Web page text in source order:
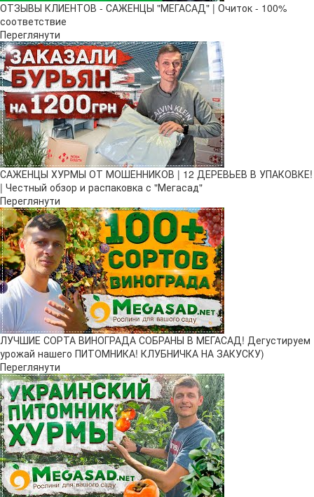
ОТЗЫВЫ КЛИЕНТОВ - САЖЕНЦЫ "МЕГАСАД" | Очиток - 100%
соответствие
Переглянути
САЖЕНЦЫ ХУРМЫ ОТ МОШЕННИКОВ | 12 ДЕРЕВЬЕВ В УПАКОВКЕ!
| Честный обзор и распаковка с "Мегасад"
Переглянути
ЛУЧШИЕ СОРТА ВИНОГРАДА СОБРАНЫ В МЕГАСАД! Дегустируем
урожай нашего ПИТОМНИКА! КЛУБНИЧКА НА ЗАКУСКУ)
Переглянути